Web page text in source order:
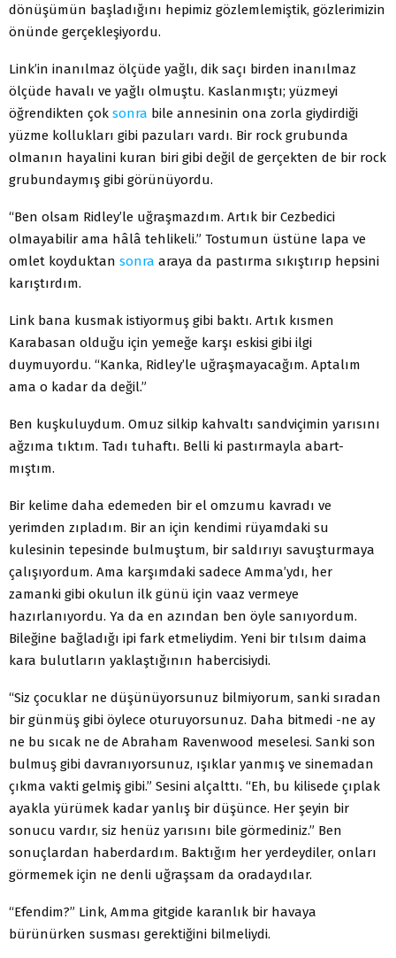
dönüşümün başladığını hepimiz gözlemlemiştik, gözlerimizin
önünde gerçekleşiyordu.
Link’in inanılmaz ölçüde yağlı, dik saçı birden inanılmaz
ölçüde havalı ve yağlı olmuştu. Kaslanmıştı; yüzmeyi
öğrendikten çok sonra bile annesinin ona zorla giydirdiği
yüzme kollukları gibi pazuları vardı. Bir rock grubunda
olmanın hayalini kuran biri gibi değil de gerçekten de bir rock
grubundaymış gibi görünüyordu.
“Ben olsam Ridley’le uğraşmazdım. Artık bir Cezbedici
olmayabilir ama hâlâ tehlikeli.” Tostumun üstüne lapa ve
omlet koyduktan sonra araya da pastırma sıkıştırıp hepsini
karıştırdım.
Link bana kusmak istiyormuş gibi baktı. Artık kısmen
Karabasan olduğu için yemeğe karşı eskisi gibi ilgi
duymuyordu. “Kanka, Ridley’le uğraşmayacağım. Aptalım
ama o kadar da değil.”
Ben kuşkuluydum. Omuz silkip kahvaltı sandviçimin yarısını
ağzıma tıktım. Tadı tuhaftı. Belli ki pastırmayla abart-
mıştım.
Bir kelime daha edemeden bir el omzumu kavradı ve
yerimden zıpladım. Bir an için kendimi rüyamdaki su
kulesinin tepesinde bulmuştum, bir saldırıyı savuşturmaya
çalışıyordum. Ama karşımdaki sadece Amma’ydı, her
zamanki gibi okulun ilk günü için vaaz vermeye
hazırlanıyordu. Ya da en azından ben öyle sanıyordum.
Bileğine bağladığı ipi fark etmeliydim. Yeni bir tılsım daima
kara bulutların yaklaştığının habercisiydi.
“Siz çocuklar ne düşünüyorsunuz bilmiyorum, sanki sıradan
bir günmüş gibi öylece oturuyorsunuz. Daha bitmedi -ne ay
ne bu sıcak ne de Abraham Ravenwood meselesi. Sanki son
bulmuş gibi davranıyorsunuz, ışıklar yanmış ve sinemadan
çıkma vakti gelmiş gibi.” Sesini alçalttı. “Eh, bu kilisede çıplak
ayakla yürümek kadar yanlış bir düşünce. Her şeyin bir
sonucu vardır, siz henüz yarısını bile görmediniz.” Ben
sonuçlardan haberdardım. Baktığım her yerdeydiler, onları
görmemek için ne denli uğraşsam da oradaydılar.
“Efendim?” Link, Amma gitgide karanlık bir havaya
bürünürken susması gerektiğini bilmeliydi.